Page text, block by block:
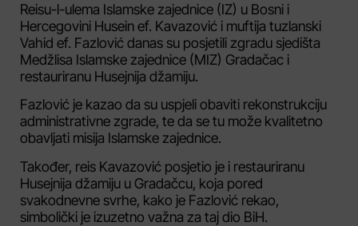
Reisu-l-ulema Islamske zajednice (IZ) u Bosni i
Hercegovini Husein ef. Kavazović i muftija tuzlanski
Vahid ef. Fazlović danas su posjetili zgradu sjedišta
Medžlisa Islamske zajednice (MIZ) Gradačac i
restauriranu Husejnija džamiju.
Fazlović je kazao da su uspjeli obaviti rekonstrukciju
administrativne zgrade, te da se tu može kvalitetno
obavljati misija Islamske zajednice.
Također, reis Kavazović posjetio je i restauriranu
Husejnija džamiju u Gradačcu, koja pored
svakodnevne svrhe, kako je Fazlović rekao,
simbolički je izuzetno važna za taj dio BiH.